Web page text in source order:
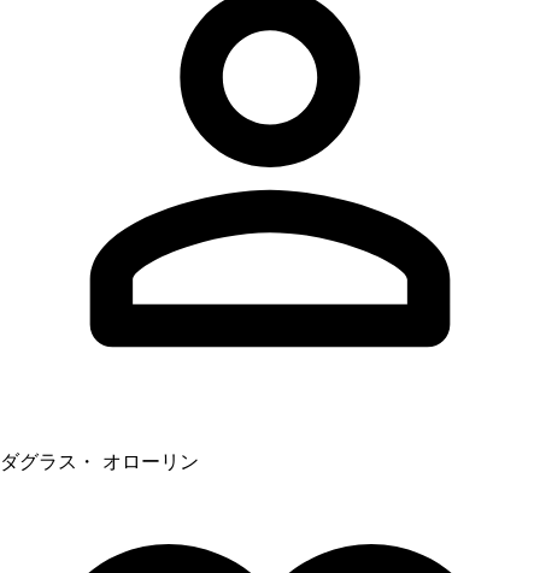
ダグラス・ オローリン